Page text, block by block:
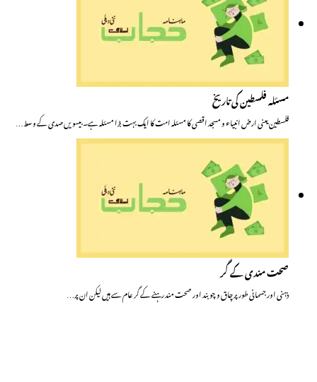
مسئلہ فلسطین کی تاریخ
فلسطین یعنی ارض انبیاء و مسجد اقصی کا مسئلہ امت کا ایک بہت بڑا مسئلہ ہے۔ بیسویں صدی کے وسط…
صحت مندی کے گر
ذہنی اور جسمانی طور پر چاق و چوبند اور صحت مند رہنے کے گر عام سے ہیں لیکن ان پر…